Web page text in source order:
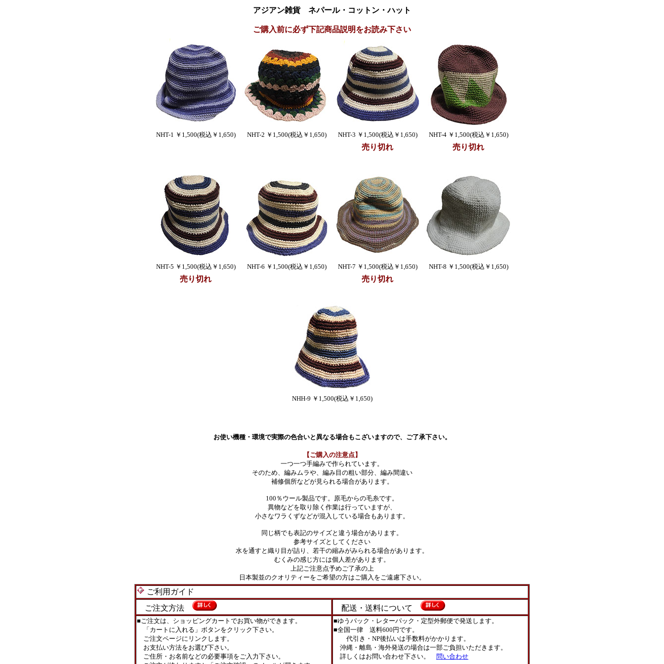
アジアン雑貨 ネパール・コットン・ハット
ご購入前に必ず下記商品説明をお読み下さい
NHT-1 ￥1,500(税込￥1,650) NHT-2 ￥1,500(税込￥1,650) NHT-3 ￥1,500(税込￥1,650) NHT-4 ￥1,500(税込￥1,650)
売り切れ 売り切れ
NHT-5 ￥1,500(税込￥1,650) NHT-6 ￥1,500(税込￥1,650) NHT-7 ￥1,500(税込￥1,650) NHT-8 ￥1,500(税込￥1,650)
売り切れ 売り切れ
NHH-9 ￥1,500(税込￥1,650)
お使い機種・環境で実際の色合いと異なる場合もこざいますので、ご了承下さい。
【ご購入の注意点】
一つ一つ手編みで作られています。
そのため、編みムラや、編み目の粗い部分、編み間違い
補修個所などが見られる場合があります。
100％ウール製品です。原毛からの毛糸です。
異物などを取り除く作業は行っていますが、
小さなワラくずなどが混入している場合もあります。
同じ柄でも表記のサイズと違う場合があります。
参考サイズとしてください
水を通すと織り目が詰り、若干の縮みがみられる場合があります。
むくみの感じ方には個人差があります。
上記ご注意点予めご了承の上
日本製並のクオリティーをご希望の方はご購入をご遠慮下さい。
ご利用ガイド
ご注文方法
配送・送料について
■ご注文は、ショッピングカートでお買い物ができます。
「カートに入れる」ボタンをクリック下さい。
ご注文ページにリンクします。
お支払い方法をお選び下さい。
ご住所・お名前などの必要事項をご入力下さい。
■ゆうパック・レターパック・定型外郵便で発送します。
■全国一律 送料600円です。
代引き・NP後払いは手数料がかかります。
沖縄・離島・海外発送の場合は一部ご負担いただきます。
詳しくはお問い合わせ下さい。 問い合わせ